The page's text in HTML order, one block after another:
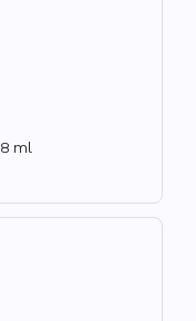
ml